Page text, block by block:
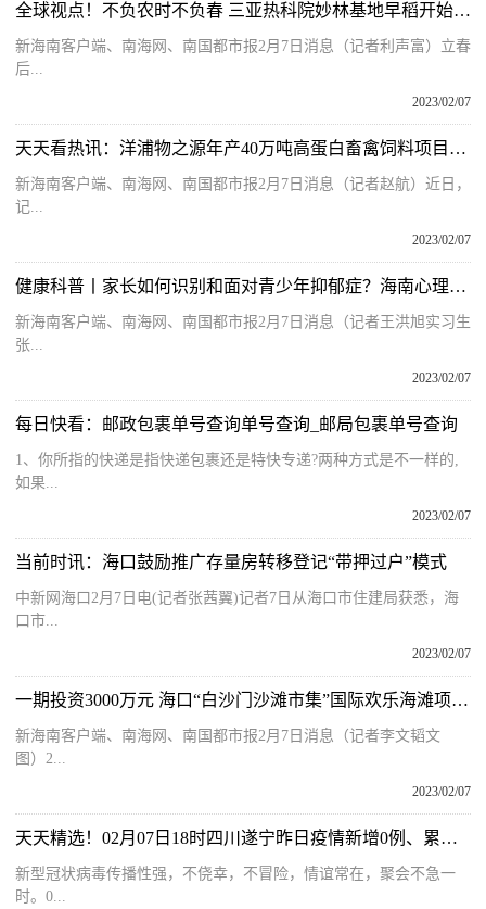
全球视点！不负农时不负春 三亚热科院妙林基地早稻开始插秧
新海南客户端、南海网、南国都市报2月7日消息（记者利声富）立春
后...
2023/02/07
天天看热讯：洋浦物之源年产40万吨高蛋白畜禽饲料项目即将试产
新海南客户端、南海网、南国都市报2月7日消息（记者赵航）近日，
记...
2023/02/07
健康科普丨家长如何识别和面对青少年抑郁症？海南心理专家：倾听接纳寻求专业治疗
新海南客户端、南海网、南国都市报2月7日消息（记者王洪旭实习生
张...
2023/02/07
每日快看：邮政包裹单号查询单号查询_邮局包裹单号查询
1、你所指的快递是指快递包裹还是特快专递?两种方式是不一样的,
如果...
2023/02/07
当前时讯：海口鼓励推广存量房转移登记“带押过户”模式
中新网海口2月7日电(记者张茜翼)记者7日从海口市住建局获悉，海
口市...
2023/02/07
一期投资3000万元 海口“白沙门沙滩市集”国际欢乐海滩项目举办开工仪式
新海南客户端、南海网、南国都市报2月7日消息（记者李文韬文
图）2...
2023/02/07
天天精选！02月07日18时四川遂宁昨日疫情新增0例、累计报告阳性感染者确诊171例
新型冠状病毒传播性强，不侥幸，不冒险，情谊常在，聚会不急一
时。0...